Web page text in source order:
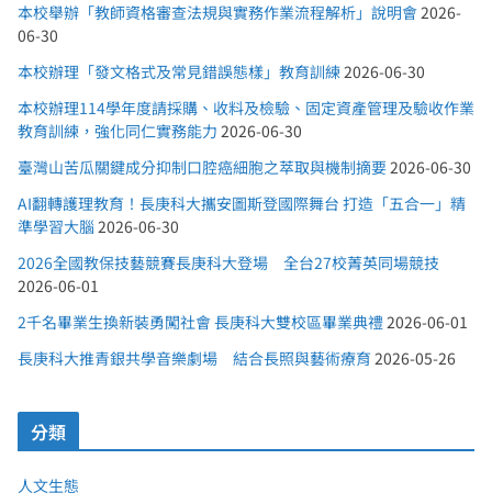
本校舉辦「教師資格審查法規與實務作業流程解析」說明會2026-
06-30
本校辦理「發文格式及常見錯誤態樣」教育訓練2026-06-30
本校辦理114學年度請採購、收料及檢驗、固定資產管理及驗收作業
教育訓練，強化同仁實務能力 2026-06-30
臺灣山苦瓜關鍵成分抑制口腔癌細胞之萃取與機制摘要2026-06-30
AI翻轉護理教育！長庚科大攜安圖斯登國際舞台 打造「五合一」精
準學習大腦 2026-06-30
2026全國教保技藝競賽長庚科大登場 全台27校菁英同場競技
2026-06-01
2千名畢業生換新裝勇闖社會 長庚科大雙校區畢業典禮2026-06-01
長庚科大推青銀共學音樂劇場 結合長照與藝術療育 2026-05-26
分類
人文生態